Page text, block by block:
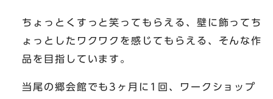
ちょっとくすっと笑ってもらえる、壁に飾ってち
ょっとしたワクワクを感じてもらえる、そんな作
品を目指しています。
当尾の郷会館でも3ヶ月に1回、ワークショップ